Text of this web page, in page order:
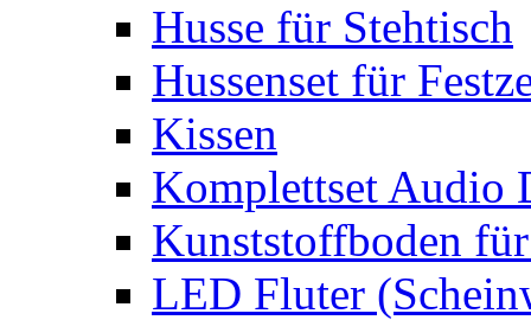
Husse für Stehtisch
Hussenset für
Kissen
Komplettset Audio
Kunststoffboden
LED Fluter